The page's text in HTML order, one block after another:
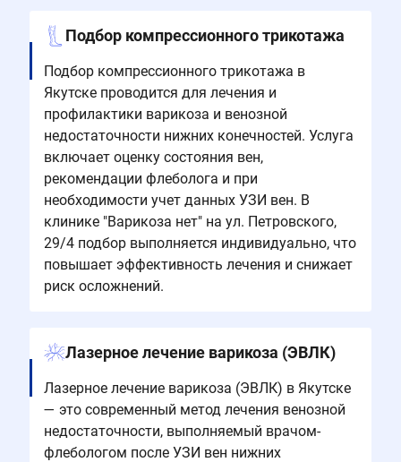
Подбор компрессионного трикотажа
Подбор компрессионного трикотажа в
Якутске проводится для лечения и
профилактики варикоза и венозной
недостаточности нижних конечностей. Услуга
включает оценку состояния вен,
рекомендации флеболога и при
необходимости учет данных УЗИ вен. В
клинике "Варикоза нет" на ул. Петровского,
29/4 подбор выполняется индивидуально, что
повышает эффективность лечения и снижает
риск осложнений.
Лазерное лечение варикоза (ЭВЛК)
Лазерное лечение варикоза (ЭВЛК) в Якутске
— это современный метод лечения венозной
недостаточности, выполняемый врачом-
флебологом после УЗИ вен нижних